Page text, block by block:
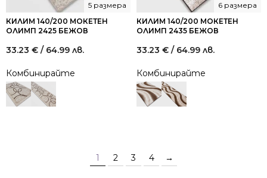
КИЛИМ 140/200 МОКЕТЕН
ОЛИМП 2425 БЕЖОВ
5 размера
33.23 € / 64.99 лв.
Комбинирайте
КИЛИМ 140/200 МОКЕТЕН
ОЛИМП 2435 БЕЖОВ
6 размера
33.23 € / 64.99 лв.
Комбинирайте
1 2 3 4 →